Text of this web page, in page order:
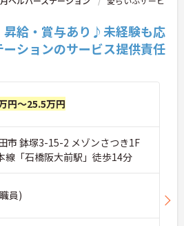
昇給・賞与あり♪未経験も応
ションのサービス提供責任
円～25.5万円
市 鉢塚3-15-2 メゾンさつき1F
線「石橋阪大前駅」徒歩14分
員)